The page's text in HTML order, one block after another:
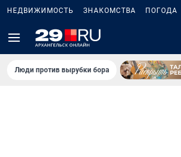
НЕДВИЖИМОСТЬ ЗНАКОМСТВА ПОГОДА
Люди против вырубки бора